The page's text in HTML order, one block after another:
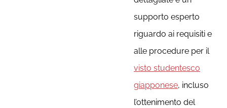
supporto esperto
riguardo ai requisiti e
alle procedure per il
visto studentesco
giapponese, incluso
l’ottenimento del